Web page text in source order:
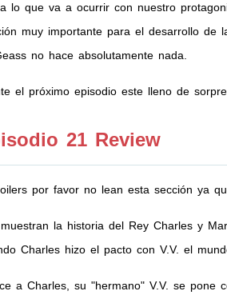
lo que va a ocurrir con nuestro
muy importante para el desarrollo
no hace absolutamente nada.
el próximo episodio este lleno de
21 Review
por favor no lean esta sección ya
la historia del Rey Charles y
Charles hizo el pacto con V.V. el
a Charles, su "hermano" V.V. se